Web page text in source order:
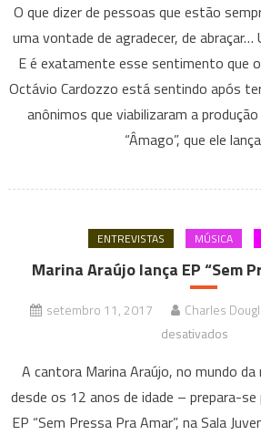
uma
lança
O que dizer de pessoas que estão
uma vontade de agradecer, de
E é exatamente esse sentimento que
Octávio Cardozzo está sentindo após
anônimos que viabilizaram a
“Âmago”, que ele
ENTREVISTAS MÚSICA
Marina Araújo lança EP “Sem
setembro 11, 2017 Charles
desativados
Araújo
lança
EP
A cantora Marina Araújo, no mundo
desde os 12 anos de idade – prepara-
EP “Sem Pressa Pra Amar”, na Sala